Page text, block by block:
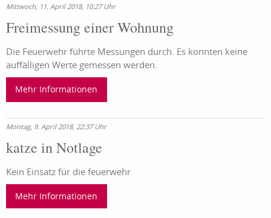
Mittwoch, 11. April 2018, 10:27 Uhr
Freimessung einer Wohnung
Die Feuerwehr führte Messungen durch. Es konnten keine
auffälligen Werte gemessen werden.
Mehr Informationen
Montag, 9. April 2018, 22:37 Uhr
katze in Notlage
Kein Einsatz für die feuerwehr
Mehr Informationen